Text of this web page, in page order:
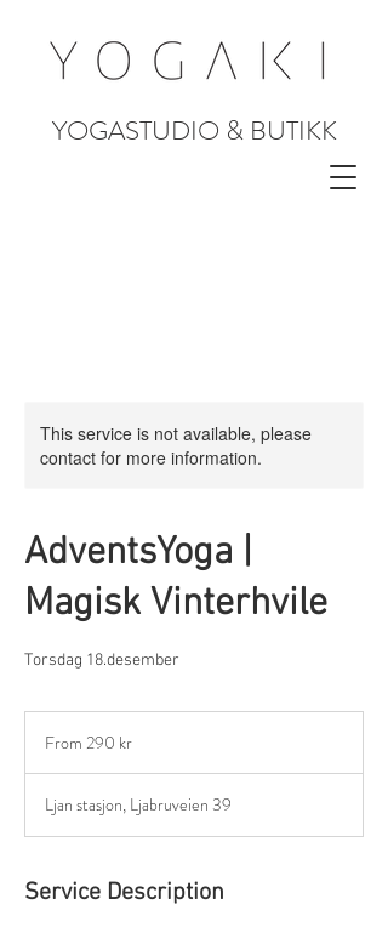
YOGASTUDIO & BUTIKK
This service is not available, please
contact for more information.
AdventsYoga |
Magisk Vinterhvile
Torsdag 18.desember
norskeFrom 290 kr
Ljan stasjon, Ljabruveien 39
Service Description